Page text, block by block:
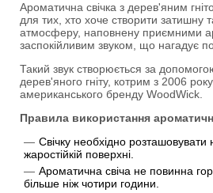
Ароматична свічка з дерев'яним
для тих, хто хоче створити затишну
атмосферу, наповнену приємними
заспокійливим звуком, що нагадує
Такий звук створюється за
дерев'яного гніту, котрим з 2006 року
американського бренду WoodWick.
Правила використання
Свічку необхідно розташовувати
жаростійкій поверхні.
Ароматична свіча не повинна
більше ніж чотири години.